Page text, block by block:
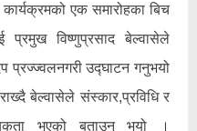
एक समारोहका बिच
प्रमुख विष्णुप्रसाद बेल्वासेले
प्रज्ज्वलनगरी उद्घाटन गनुभयो
बेल्वासेले संस्कार,प्रविधि र
भएको बताउनु भयो ।